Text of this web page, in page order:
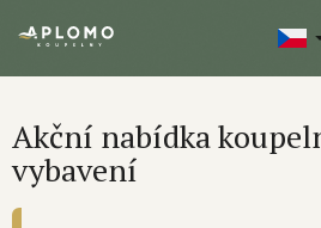
Akční nabídka
vybavení